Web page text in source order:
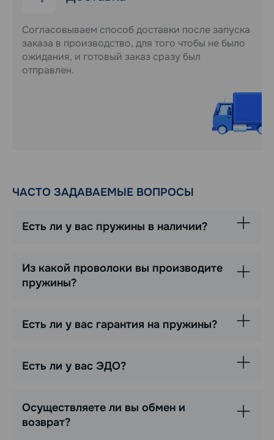
Согласовываем способ доставки после запуска
заказа в производство, для того чтобы не было
ожидания, и готовый заказ сразу был
отправлен.
ЧАСТО ЗАДАВАЕМЫЕ ВОПРОСЫ
Есть ли у вас пружины в наличии?
Из какой проволоки вы производите
пружины?
Есть ли у вас гарантия на пружины?
Есть ли у вас ЭДО?
Осуществляете ли вы обмен и
возврат?